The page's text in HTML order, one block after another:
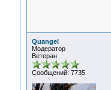
Quangel
Модератор
Ветеран
Сообщений: 7735